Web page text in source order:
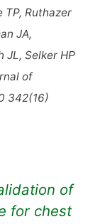
TP, Ruthazer
JA,
JL, Selker HP
of
342(16)
of
for chest